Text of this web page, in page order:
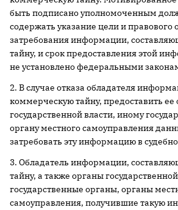
быть подписано уполномоченным
содержать указание цели и правового
затребования информации,
тайну, и срок предоставления этой
не установлено федеральными
2. В случае отказа обладателя
коммерческую тайну, предоставить ее
государственной власти, иному
органу местного самоуправления
затребовать эту информацию в
3. Обладатель информации,
тайну, а также органы
государственные органы, органы
самоуправления, получившие такую